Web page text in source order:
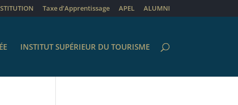
Taxe d’Apprentissage APEL ALUMNI
INSTITUT SUPÉRIEUR DU TOURISME